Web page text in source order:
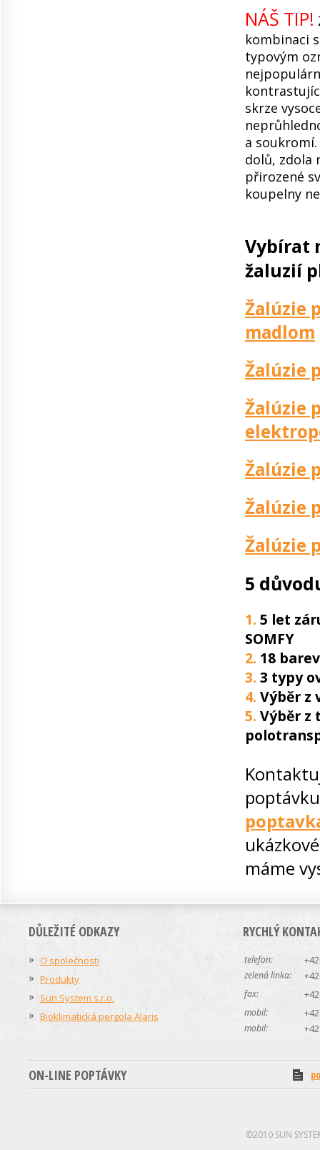
NÁŠ TIP!
kombinaci
typovým
skrze
a
dolů, zdola
přirozené
koupelny
Vybírat
žaluzií
Žalúzie
madlom
Žalúzie
Žalúzie
Žalúzie
Žalúzie
Žalúzie
5
1. 5 let
SOMFY
2. 18
3. 3 typy
4. Výběr z
5. Výběr
máme
DŮLEŽITÉ ODKAZY
O společnosti
Produkty
Sun System s.r.o.
Bioklimatická pergola Alaris
RYCHLÝ
telefon:
zelená linka:
fax:
mobil:
mobil:
ON-LINE POPTÁVKY
©2010 SUN